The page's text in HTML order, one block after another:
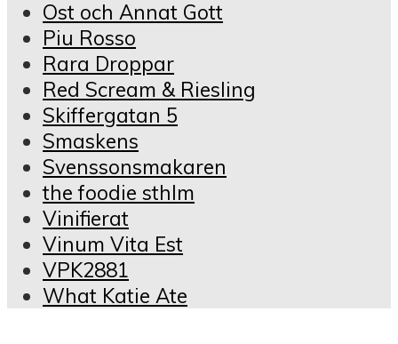
Ost och Annat Gott
Piu Rosso
Rara Droppar
Red Scream & Riesling
Skiffergatan 5
Smaskens
Svenssonsmakaren
the foodie sthlm
Vinifierat
Vinum Vita Est
VPK2881
What Katie Ate